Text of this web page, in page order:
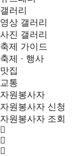
갤러리
영상 갤러리
사진 갤러리
축제 가이드
축제 · 행사
맛집
교통
자원봉사자
자원봉사자 신청
자원봉사자 조회